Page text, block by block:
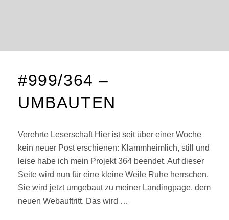
#999/364 –
UMBAUTEN
Verehrte Leserschaft Hier ist seit über einer Woche
kein neuer Post erschienen: Klammheimlich, still und
leise habe ich mein Projekt 364 beendet. Auf dieser
Seite wird nun für eine kleine Weile Ruhe herrschen.
Sie wird jetzt umgebaut zu meiner Landingpage, dem
neuen Webauftritt. Das wird …